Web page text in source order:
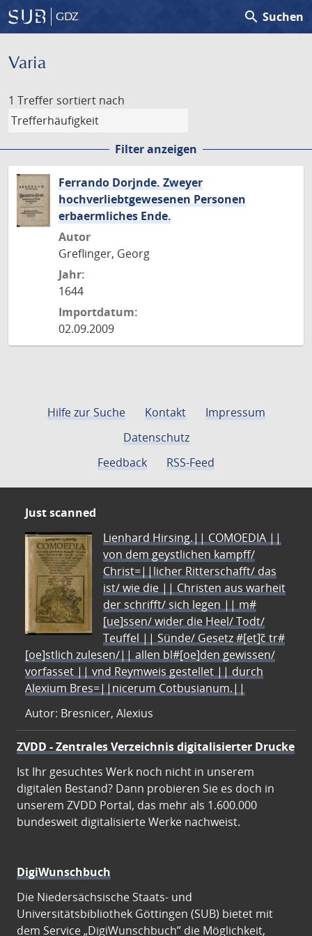
GDZ search Suchen
Varia
1 Treffer sortiert nach
Filter anzeigen
Ferrando Dorjnde. Zweyer
hochverliebtgewesenen Personen
erbaermliches Ende.
Autor
Greflinger, Georg
Jahr:
1644
Importdatum:
02.09.2009
Hilfe zur Suche Kontakt
Impressum
Datenschutz
Feedback
RSS-Feed
Just scanned
Lienhard Hirsing.|| COMOEDIA ||
von dem geystlichen kampff/
Christ=||licher Ritterschafft/ das
ist/ wie die || Christen aus warheit
der schrifft/ sich legen || m#
[ue]ssen/ wider die Heel/ Todt/
Teuffel || Sünde/ Gesetz #[et]c̃ tr#
[oe]stlich zulesen/|| allen bl#[oe]den gewissen/
vorfasset || vnd Reymweis gestellet || durch
Alexium Bres=||nicerum Cotbusianum.||
Autor: Bresnicer, Alexius
ZVDD - Zentrales Verzeichnis digitalisierter Drucke
Ist Ihr gesuchtes Werk noch nicht in unserem
digitalen Bestand? Dann probieren Sie es doch in
unserem ZVDD Portal, das mehr als 1.600.000
bundesweit digitalisierte Werke nachweist.
DigiWunschbuch
Die Niedersächsische Staats- und
Universitätsbibliothek Göttingen (SUB) bietet mit
dem Service „DigiWunschbuch” die Möglichkeit,